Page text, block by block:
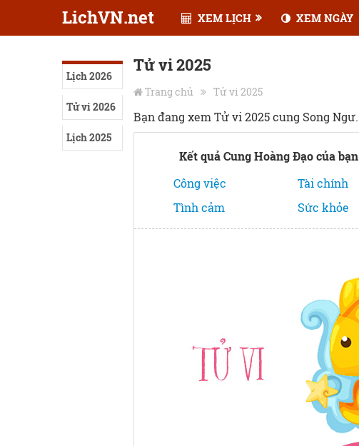
LichVN.net XEM LỊCH XEM NGÀY
Lịch 2026
Tử vi 2026
Lịch 2025
Tử vi 2025
Trang chủ Tử vi 2025
Bạn đang xem Tử vi 2025 cung Song Ngư.
Kết quả Cung Hoàng Đạo của bạn
Công việc
Tài chính
Tình cảm
Sức khỏe